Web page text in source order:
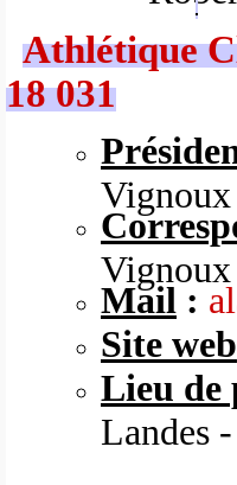
Athlétique
18 031
Vignoux
Vignoux
Mail :
Site web
Lieu de
Landes